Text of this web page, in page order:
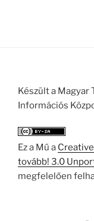
Készült a Magyar
Információs
Ez a Mű a
tovább! 3.0
megfelelően